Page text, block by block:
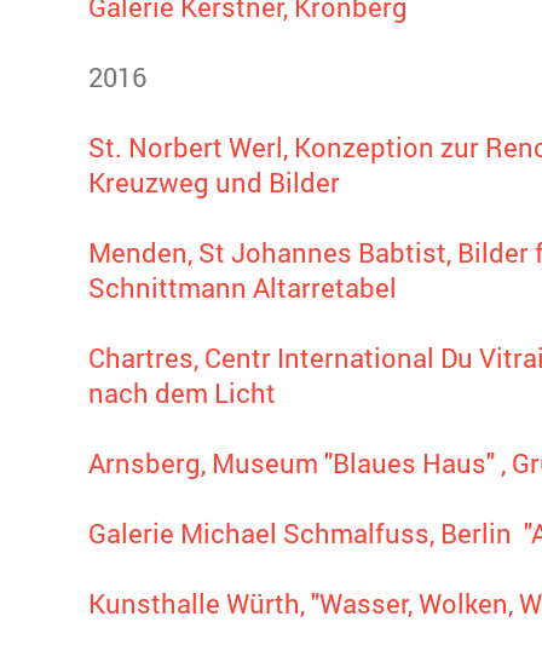
2016
St. Norbert Werl, Konzeption zur
Kreuzweg und Bilder
Menden, St Johannes Babtist,
Schnittmann Altarretabel
Chartres, Centr International Du
nach dem Licht
Arnsberg, Museum "Blaues Haus" ,
Galerie Michael Schmalfuss, Berlin
Kunsthalle Würth, "Wasser, Wolken,